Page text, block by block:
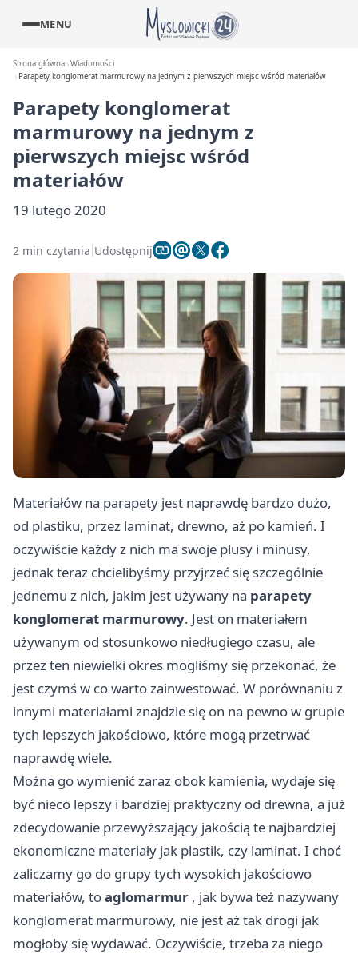
MENU
Strona główna Wiadomości
Parapety konglomerat marmurowy na jednym z pierwszych miejsc wśród materiałów
Parapety konglomerat
marmurowy na jednym z
pierwszych miejsc wśród
materiałów
19 lutego 2020
2 min czytania Udostępnij
Materiałów na parapety jest naprawdę bardzo dużo,
od plastiku, przez laminat, drewno, aż po kamień. I
oczywiście każdy z nich ma swoje plusy i minusy,
jednak teraz chcielibyśmy przyjrzeć się szczególnie
jednemu z nich, jakim jest używany na parapety
konglomerat marmurowy. Jest on materiałem
używanym od stosunkowo niedługiego czasu, ale
przez ten niewielki okres mogliśmy się przekonać, że
jest czymś w co warto zainwestować. W porównaniu z
innymi materiałami znajdzie się on na pewno w grupie
tych lepszych jakościowo, które mogą przetrwać
naprawdę wiele.
Można go wymienić zaraz obok kamienia, wydaje się
być nieco lepszy i bardziej praktyczny od drewna, a już
zdecydowanie przewyższający jakością te najbardziej
ekonomiczne materiały jak plastik, czy laminat. I choć
zaliczamy go do grupy tych wysokich jakościowo
materiałów, toaglomarmur , jak bywa też nazywany
konglomerat marmurowy, nie jest aż tak drogi jak
mogłoby się wydawać. Oczywiście, trzeba za niego